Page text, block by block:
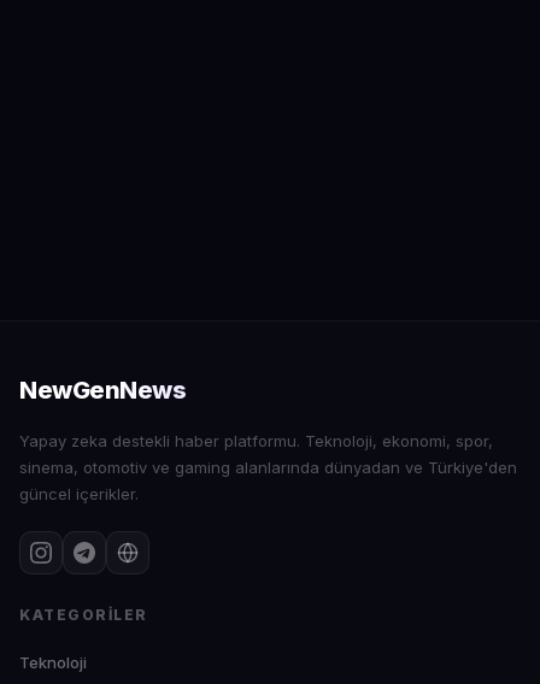
NewGenNews
Yapay zeka destekli haber platformu. Teknoloji, ekonomi, spor,
sinema, otomotiv ve gaming alanlarında dünyadan ve Türkiye'den
güncel içerikler.
KATEGORILER
Teknoloji